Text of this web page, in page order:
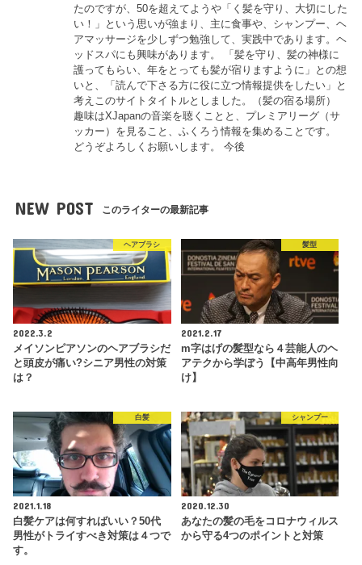
たのですが、50を超えてようや「く髪を守り、大切にした
い！」という思いが強まり、主に食事や、シャンプー、ヘ
アマッサージを少しずつ勉強して、実践中であります。ヘ
ッドスパにも興味があります。 「髪を守り、髪の神様に
護ってもらい、年をとっても髪が宿りますように」との想
いと、「読んで下さる方に役に立つ情報提供をしたい」と
考えこのサイトタイトルとしました。（髪の宿る場所）
趣味はXJapanの音楽を聴くことと、プレミアリーグ（サ
ッカー）を見ること、ふくろう情報を集めることです。
どうぞよろしくお願いします。 今後
NEW POST このライターの最新記事
ヘアブラシ
2022.3.2
メイソンピアソンのヘアブラシだ
と頭皮が痛い?シニア男性の対策
は？
髪型
2021.2.17
m字はげの髪型なら４芸能人のヘ
アテクから学ぼう【中高年男性向
け】
白髪
2021.1.18
白髪ケアは何すればいい？50代
男性がトライすべき対策は４つで
す。
シャンプー
2020.12.30
あなたの髪の毛をコロナウィルス
から守る4つのポイントと対策